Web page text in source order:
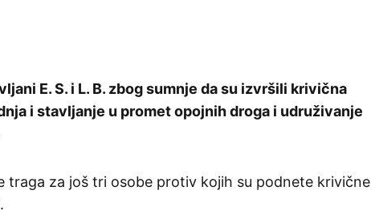
E. S. i L. B. zbog sumnje da su izvršili krivična
i stavljanje u promet opojnih droga i udruživanje
traga za još tri osobe protiv kojih su podnete krivične